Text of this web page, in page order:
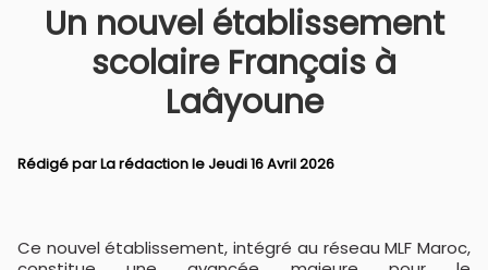
Un nouvel établissement
scolaire Français à
Laâyoune
Rédigé par La rédaction le Jeudi 16 Avril 2026
Ce nouvel établissement, intégré au réseau MLF Maroc,